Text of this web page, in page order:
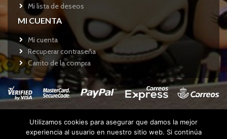
Mi lista de deseos
MI CUENTA
Mi cuenta
Recuperar contraseña
Carrito de la compra
Copyright © 2017Funkotienda.com - Todos los derechos
Utilizamos cookies para asegurar que damos la mejor
experiencia al usuario en nuestro sitio web. Si continúa